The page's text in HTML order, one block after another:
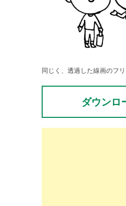
同じく、透過した線画のフリ
ダウンロ